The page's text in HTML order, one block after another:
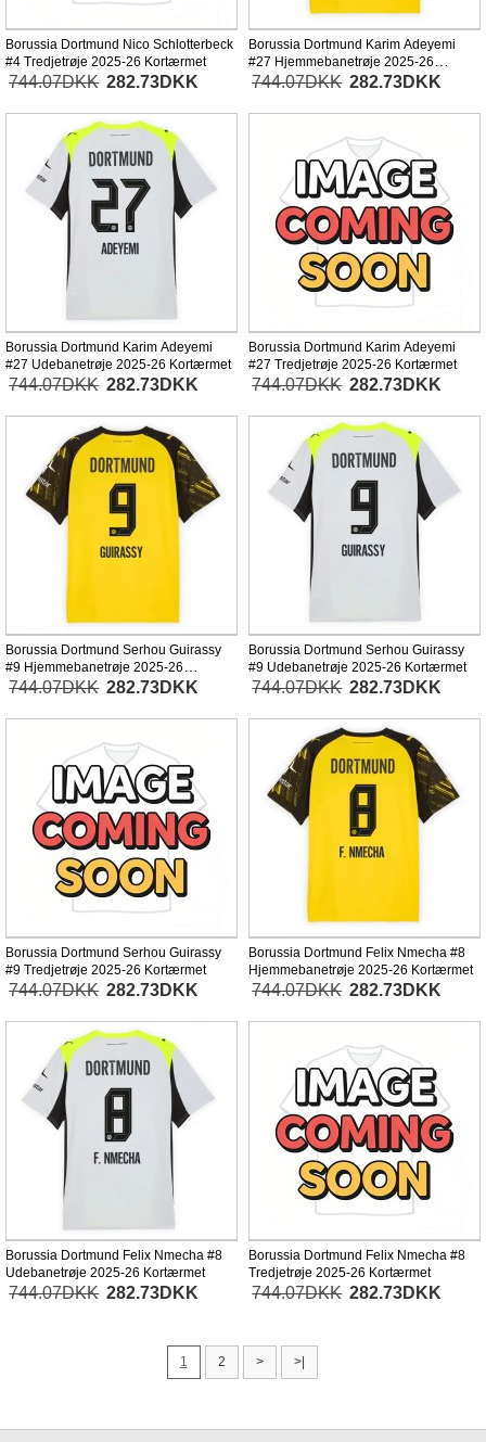
Borussia Dortmund Nico Schlotterbeck
#4 Tredjetrøje 2025-26 Kortærmet
744.07DKK 282.73DKK
Borussia Dortmund Karim Adeyemi
#27 Hjemmebanetrøje 2025-26
Kortærmet
744.07DKK 282.73DKK
Borussia Dortmund Karim Adeyemi
#27 Udebanetrøje 2025-26 Kortærmet
744.07DKK 282.73DKK
Borussia Dortmund Karim Adeyemi
#27 Tredjetrøje 2025-26 Kortærmet
744.07DKK 282.73DKK
Borussia Dortmund Serhou Guirassy
#9 Hjemmebanetrøje 2025-26
Kortærmet
744.07DKK 282.73DKK
Borussia Dortmund Serhou Guirassy
#9 Udebanetrøje 2025-26 Kortærmet
744.07DKK 282.73DKK
Borussia Dortmund Serhou Guirassy
#9 Tredjetrøje 2025-26 Kortærmet
744.07DKK 282.73DKK
Borussia Dortmund Felix Nmecha #8
Hjemmebanetrøje 2025-26 Kortærmet
744.07DKK 282.73DKK
Borussia Dortmund Felix Nmecha #8
Udebanetrøje 2025-26 Kortærmet
744.07DKK 282.73DKK
Borussia Dortmund Felix Nmecha #8
Tredjetrøje 2025-26 Kortærmet
744.07DKK 282.73DKK
1 2 > >|